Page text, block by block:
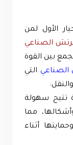
الأول لمن
الصناعي
بين القوة
الصناعي التي
تتيح سهولة
مما
أثناء